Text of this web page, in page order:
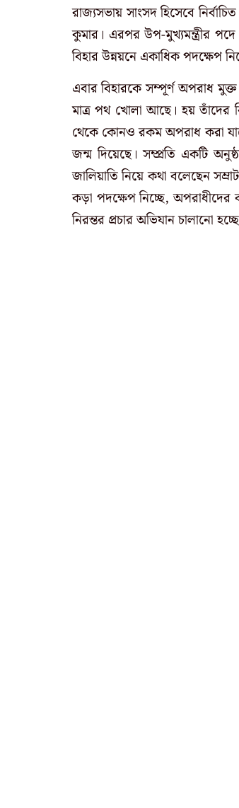
রাজ্যসভায় সাংসদ হিসেবে
কুমার। এরপর উপ-মুখ্যমন্ত্রীর পদে
বিহার উন্নয়নে একাধিক পদক্ষেপ
এবার বিহারকে সম্পূর্ণ অপরাধ
মাত্র পথ খোলা আছে। হয় তাঁদের
থেকে কোনও রকম অপরাধ করা
জন্ম দিয়েছে।সম্প্রতি একটি
জালিয়াতি নিয়ে কথা বলেছেন
কড়া পদক্ষেপ নিচ্ছে, অপরাধীদের
নিরন্তর প্রচার অভিযান চালানো